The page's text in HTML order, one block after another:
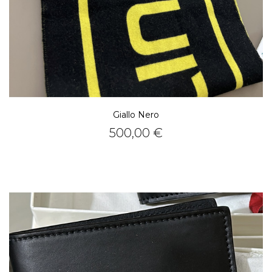
Giallo Nero
Prezzo
500,00 €